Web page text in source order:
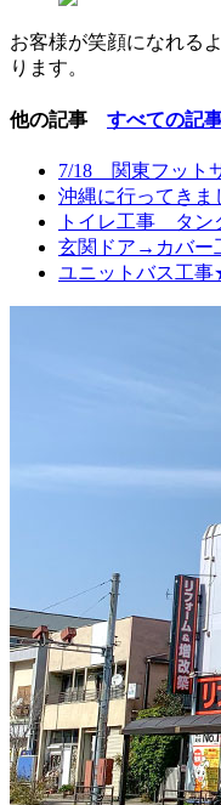
お客様が笑顔になれる
ります。
他の記事 すべての記
7/18 関東フット
沖縄に行ってきま
トイレ工事 タン
玄関ドア→カバー
ユニットバス工